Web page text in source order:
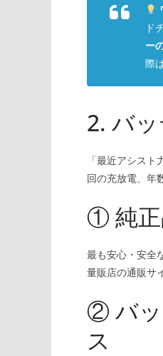
ド
ー
際
2. バ
「最近アシス
回の充放電、年
① 純正
最も安心・安全
量販店の通販サ
② バッ
ス